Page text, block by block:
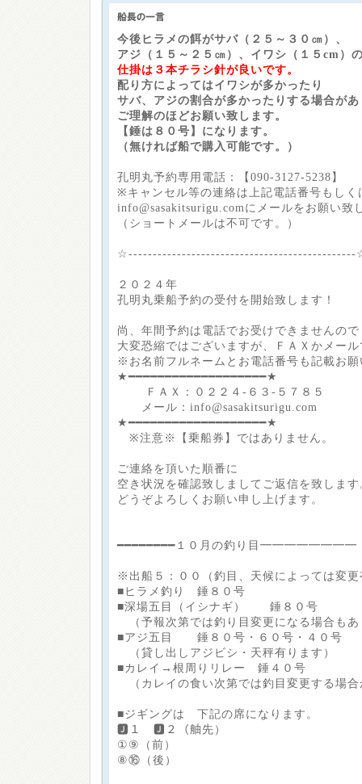
今後ヒラメの餌がサバ（２５～３０㎝）、
アジ（１５～２５㎝）、イワシ（１５cm）
仕掛は３本チラシ針が良いです。
配り方によってはイワシが多かったり
サバ、アジの割合が多かったりする場合が
ご理解のほどお願い致します。
【錘は８０号】になります。
（無ければ船で購入可能です。）
孔明丸予約専用電話：【090-3127-5238】
※キャンセル等の連絡は上記電話番号もしく
info@sasakitsurigu.comにメールをお願い致
（ショートメールは不可です。）
☆-----------------------------------------------
２０２４年
孔明丸乗船予約の受付を開始致します！
尚、年間予約は電話でお受けできませんので
大変恐縮ではございますが、ＦＡＸかメー
※お名前フルネームとお電話番号も記載お
★━━━━━━━━━━━━━━━━━━━★
ＦＡＸ：０２２４-６３-５７８５
メール：info@sasakitsurigu.com
★━━━━━━━━━━━━━━━━━━━★
※注意※【乗船券】ではありません。
ご連絡を頂いた順番に
空き状況を確認致しましてご返信を致します
どうぞよろしくお願い申し上げます。
━━━━━━━━１０月の釣り目━━━━━━━━
※出船５：００（釣目、天候によっては変更
■ヒラメ釣り 錘８０号
■深場五目（イシナギ） 錘８０号
（予報次第では釣り目変更になる場合もあ
■アジ五目 錘８０号・６０号・４０号
（貸し出しアジビシ・天秤有ります）
■カレイ→根周りリレー 錘４０号
（カレイの食い次第では釣目変更する場合
■ジギングは 下記の席になります。
🅹１ 🅹２（舳先）
①⑨（前）
⑧⑯（後）